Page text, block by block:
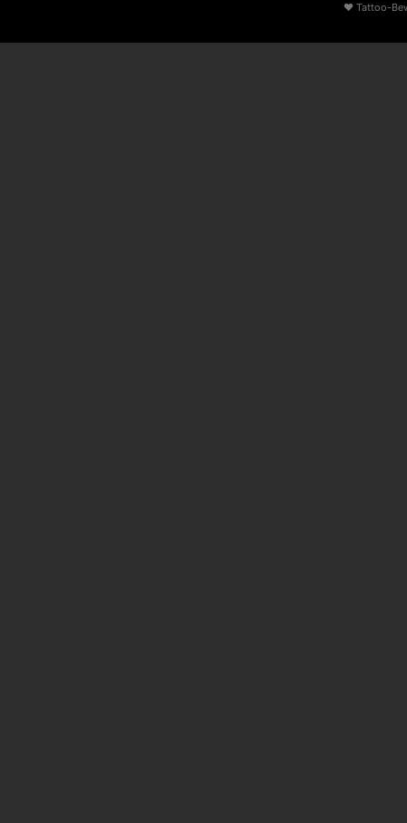
♥ Tattoo-